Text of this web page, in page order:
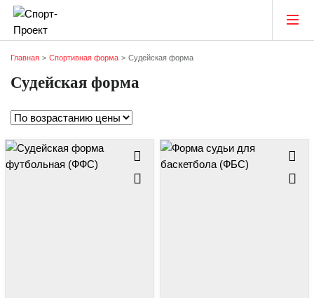
Главная Спортивная форма Судейская форма
Судейская форма